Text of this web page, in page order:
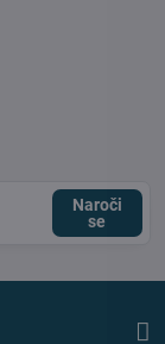
Naroči
se